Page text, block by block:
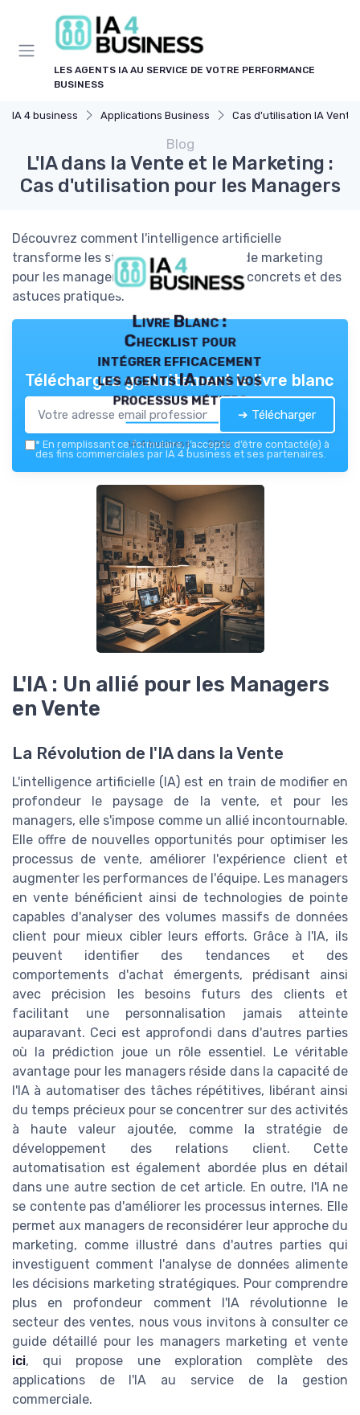
LES AGENTS IA AU SERVICE DE VOTRE PERFORMANCE
BUSINESS
IA 4 business Applications Business Cas d'utilisation IA Vente
Blog
L'IA dans la Vente et le Marketing :
Cas d'utilisation pour les Managers
Découvrez comment l'intelligence artificielle
transforme les stratégies de vente et de marketing
pour les managers, avec des exemples concrets et des
astuces pratiques.
Livre Blanc :
Checklist pour
intégrer efficacement
les agents IA dans vos
processus métiers
IA 4 business — 2026
Téléchargez gratuitement le livre blanc
➔ Télécharger
* En remplissant ce formulaire, j’accepte d’être contacté(e) à
des fins commerciales par IA 4 business et ses partenaires.
L'IA : Un allié pour les Managers
en Vente
La Révolution de l'IA dans la Vente
L'intelligence artificielle (IA) est en train de modifier en
profondeur le paysage de la vente, et pour les
managers, elle s'impose comme un allié incontournable.
Elle offre de nouvelles opportunités pour optimiser les
processus de vente, améliorer l'expérience client et
augmenter les performances de l'équipe. Les managers
en vente bénéficient ainsi de technologies de pointe
capables d'analyser des volumes massifs de données
client pour mieux cibler leurs efforts. Grâce à l'IA, ils
peuvent identifier des tendances et des
comportements d'achat émergents, prédisant ainsi
avec précision les besoins futurs des clients et
facilitant une personnalisation jamais atteinte
auparavant. Ceci est approfondi dans d'autres parties
où la prédiction joue un rôle essentiel. Le véritable
avantage pour les managers réside dans la capacité de
l'IA à automatiser des tâches répétitives, libérant ainsi
du temps précieux pour se concentrer sur des activités
à haute valeur ajoutée, comme la stratégie de
développement des relations client. Cette
automatisation est également abordée plus en détail
dans une autre section de cet article. En outre, l'IA ne
se contente pas d'améliorer les processus internes. Elle
permet aux managers de reconsidérer leur approche du
marketing, comme illustré dans d'autres parties qui
investiguent comment l'analyse de données alimente
les décisions marketing stratégiques. Pour comprendre
plus en profondeur comment l'IA révolutionne le
secteur des ventes, nous vous invitons à consulter ce
guide détaillé pour les managers marketing et vente
ici, qui propose une exploration complète des
applications de l'IA au service de la gestion
commerciale.